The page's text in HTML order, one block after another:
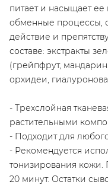
питает и насыщает ее
обменные процессы,
действие и
составе: экстракты
(грейпфрут,
орхидеи,
- Трехслойная
растительными
- Подходит для
- Рекомендуется
тонизирования кожи.
20 минут. Остатки